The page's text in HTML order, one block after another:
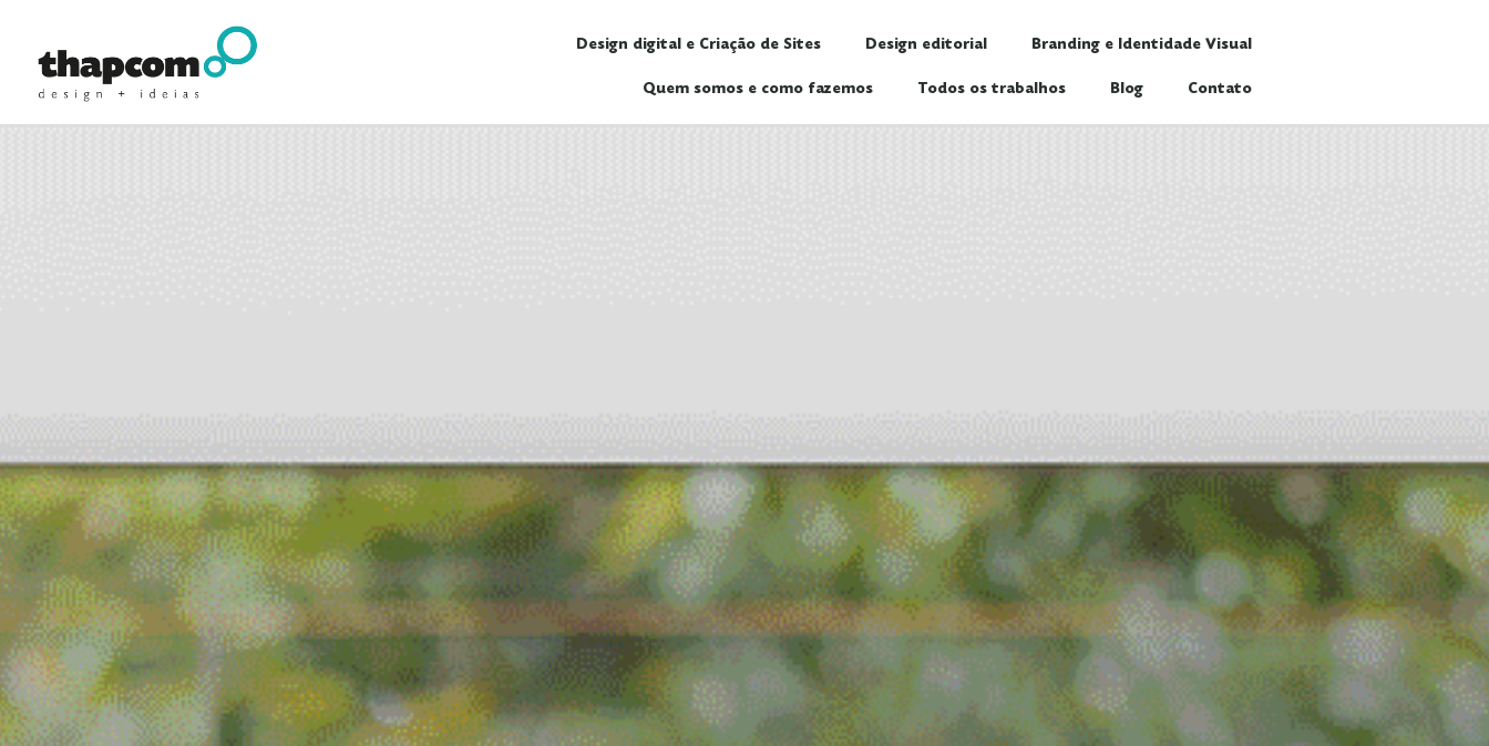
Design digital e Criação de Sites Design editorial Branding e Identidade Visual
Quem somos e como fazemos Todos os trabalhos Blog Contato